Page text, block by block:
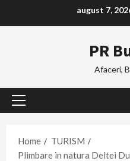
august 7,
PR
Afaceri,
Primary
Home
TURISM
Plimbare in natura Deltei